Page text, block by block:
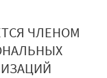
ЧЛЕНОМ